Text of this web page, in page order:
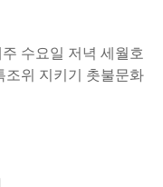
주 수요일 저녁 세월호
조위 지키기 촛불문화